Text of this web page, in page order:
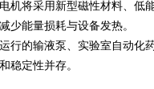
机将采用新型磁性材料、低
少能量损耗与设备发热。
行的输液泵、实验室自动化
稳定性并存。